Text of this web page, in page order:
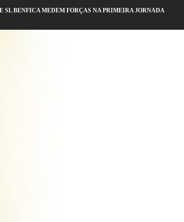
SL BENFICA MEDEM FORÇAS NA PRIMEIRA JORNADA